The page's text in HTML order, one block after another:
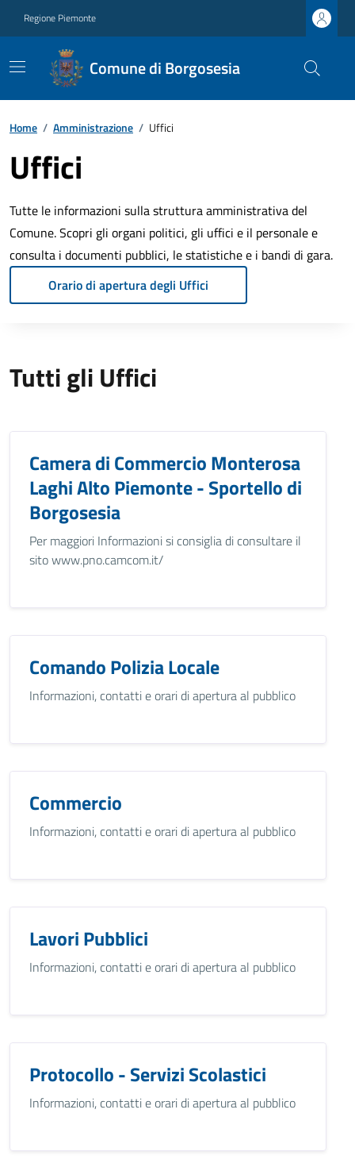
Regione Piemonte
Comune di Borgosesia
Home / Amministrazione / Uffici
Uffici
Tutte le informazioni sulla struttura amministrativa del
Comune. Scopri gli organi politici, gli uffici e il personale e
consulta i documenti pubblici, le statistiche e i bandi di gara.
Orario di apertura degli Uffici
Tutti gli Uffici
Camera di Commercio Monterosa
Laghi Alto Piemonte - Sportello di
Borgosesia
Per maggiori Informazioni si consiglia di consultare il
sito www.pno.camcom.it/
Comando Polizia Locale
Informazioni, contatti e orari di apertura al pubblico
Commercio
Informazioni, contatti e orari di apertura al pubblico
Lavori Pubblici
Informazioni, contatti e orari di apertura al pubblico
Protocollo - Servizi Scolastici
Informazioni, contatti e orari di apertura al pubblico